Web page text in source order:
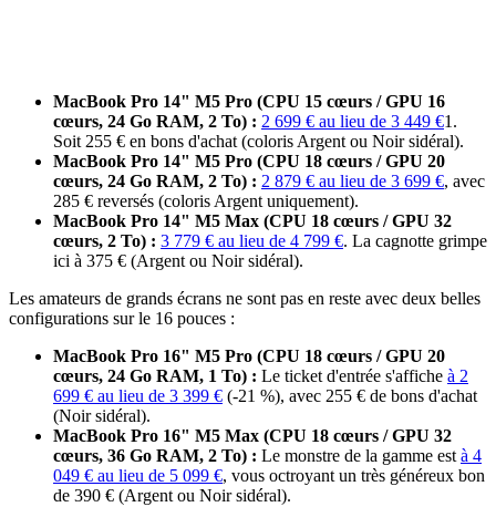
MacBook Pro 14" M5 Pro (CPU 15 cœurs / GPU 16
cœurs, 24 Go RAM, 2 To) : 2 699 € au lieu de 3 449 €1.
Soit 255 € en bons d'achat (coloris Argent ou Noir sidéral).
MacBook Pro 14" M5 Pro (CPU 18 cœurs / GPU 20
cœurs, 24 Go RAM, 2 To) : 2 879 € au lieu de 3 699 €, avec
285 € reversés (coloris Argent uniquement).
MacBook Pro 14" M5 Max (CPU 18 cœurs / GPU 32
cœurs, 2 To) : 3 779 € au lieu de 4 799 €. La cagnotte grimpe
ici à 375 € (Argent ou Noir sidéral).
Les amateurs de grands écrans ne sont pas en reste avec deux belles
configurations sur le 16 pouces :
MacBook Pro 16" M5 Pro (CPU 18 cœurs / GPU 20
cœurs, 24 Go RAM, 1 To) : Le ticket d'entrée s'affiche à 2
699 € au lieu de 3 399 € (-21 %), avec 255 € de bons d'achat
(Noir sidéral).
MacBook Pro 16" M5 Max (CPU 18 cœurs / GPU 32
cœurs, 36 Go RAM, 2 To) : Le monstre de la gamme està 4
049 € au lieu de 5 099 €, vous octroyant un très généreux bon
de 390 € (Argent ou Noir sidéral).